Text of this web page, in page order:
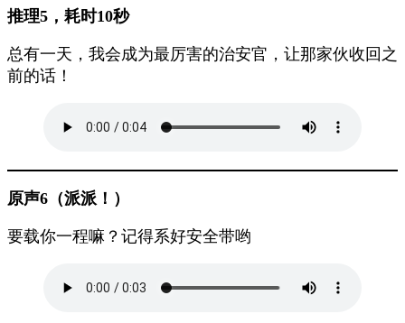
推理5，耗时10秒
总有一天，我会成为最厉害的治安官，让那家伙收回之
前的话！
原声6（派派！）
要载你一程嘛？记得系好安全带哟